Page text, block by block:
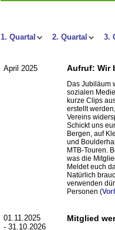
1. Quartal 2. Quartal 3.
April 2025 Aufruf: Wir
Das Jubiläum
sozialen
kurze Clips
erstellt
Vereins
Schickt uns
Bergen, auf
und
MTB-Touren.
was die
Meldet euch
Natürlich
verwenden
Personen (
01.11.2025
- 31.10.2026
Mitglied